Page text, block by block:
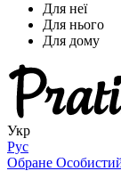
Для неї
Для нього
Для дому
Укр
Рус
Обране